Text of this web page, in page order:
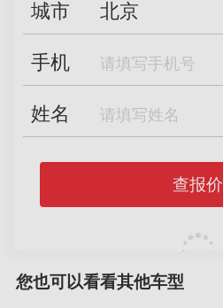
城市 北京
手机
姓名
查报价
您也可以看看其他车型